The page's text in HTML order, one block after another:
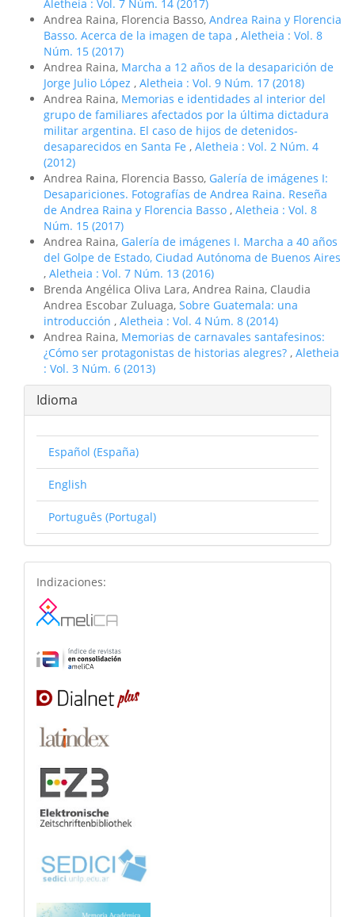
Aletheia : Vol. 7 Núm. 14 (2017)
Andrea Raina, Florencia Basso, Andrea Raina y Florencia
Basso. Acerca de la imagen de tapa , Aletheia : Vol. 8
Núm. 15 (2017)
Andrea Raina, Marcha a 12 años de la desaparición de
Jorge Julio López , Aletheia : Vol. 9 Núm. 17 (2018)
Andrea Raina, Memorias e identidades al interior del
grupo de familiares afectados por la última dictadura
militar argentina. El caso de hijos de detenidos-
desaparecidos en Santa Fe , Aletheia : Vol. 2 Núm. 4
(2012)
Andrea Raina, Florencia Basso, Galerí­a de imágenes I:
Desapariciones. Fotografí­as de Andrea Raina. Reseña
de Andrea Raina y Florencia Basso , Aletheia : Vol. 8
Núm. 15 (2017)
Andrea Raina, Galerí­a de imágenes I. Marcha a 40 años
del Golpe de Estado, Ciudad Autónoma de Buenos Aires
, Aletheia : Vol. 7 Núm. 13 (2016)
Brenda Angélica Oliva Lara, Andrea Raina, Claudia
Andrea Escobar Zuluaga, Sobre Guatemala: una
introducción , Aletheia : Vol. 4 Núm. 8 (2014)
Andrea Raina, Memorias de carnavales santafesinos:
¿Cómo ser protagonistas de historias alegres? , Aletheia
: Vol. 3 Núm. 6 (2013)
Idioma
Español (España)
English
Português (Portugal)
basesdedatos
Indizaciones: